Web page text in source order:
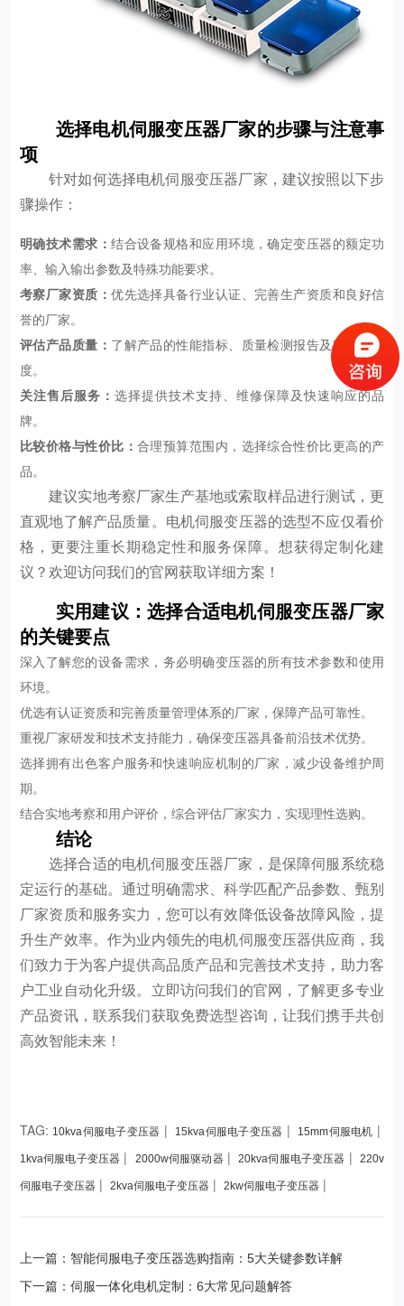
选择电机伺服变压器厂家的步骤与注意事
项
针对如何选择电机伺服变压器厂家，建议按照以下步
骤操作：
明确技术需求：结合设备规格和应用环境，确定变压器的额定功
率、输入输出参数及特殊功能要求。
考察厂家资质：优先选择具备行业认证、完善生产资质和良好信
誉的厂家。
评估产品质量： 了解产品的性能指标、质量检测报告及客户满意
度。
关注售后服务： 选择提供技术支持、维修保障及快速响应的品
牌。
比较价格与性价比： 合理预算范围内，选择综合性价比更高的产
品。
建议实地考察厂家生产基地或索取样品进行测试，更
直观地了解产品质量。电机伺服变压器的选型不应仅看价
格，更要注重长期稳定性和服务保障。想获得定制化建
议？欢迎访问我们的官网获取详细方案！
实用建议：选择合适电机伺服变压器厂家
的关键要点
深入了解您的设备需求，务必明确变压器的所有技术参数和使用
环境。
优选有认证资质和完善质量管理体系的厂家，保障产品可靠性。
重视厂家研发和技术支持能力，确保变压器具备前沿技术优势。
选择拥有出色客户服务和快速响应机制的厂家，减少设备维护周
期。
结合实地考察和用户评价，综合评估厂家实力，实现理性选购。
结论
选择合适的电机伺服变压器厂家，是保障伺服系统稳
定运行的基础。通过明确需求、科学匹配产品参数、甄别
厂家资质和服务实力，您可以有效降低设备故障风险，提
升生产效率。作为业内领先的电机伺服变压器供应商，我
们致力于为客户提供高品质产品和完善技术支持，助力客
户工业自动化升级。立即访问我们的官网，了解更多专业
产品资讯，联系我们获取免费选型咨询，让我们携手共创
高效智能未来！
TAG: 10kva伺服电子变压器 | 15kva伺服电子变压器 | 15mm伺服电机 |
1kva伺服电子变压器 | 2000w伺服驱动器|20kva伺服电子变压器 |220v
伺服电子变压器 | 2kva伺服电子变压器 | 2kw伺服电子变压器 |
上一篇：智能伺服电子变压器选购指南：5大关键参数详解
下一篇：伺服一体化电机定制：6大常见问题解答